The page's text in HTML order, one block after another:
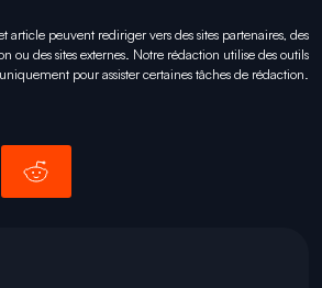
article peuvent rediriger vers des sites partenaires, des
ou des sites externes. Notre rédaction utilise des outils
pourassister certaines tâches de rédaction.